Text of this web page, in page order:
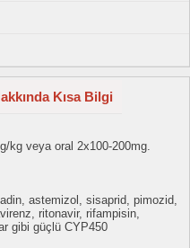
Kısa Bilgi
kg veya oral 2x100-200mg.
astemizol, sisaprid, pimozid,
ritonavir, rifampisin,
gibi güçlü CYP450